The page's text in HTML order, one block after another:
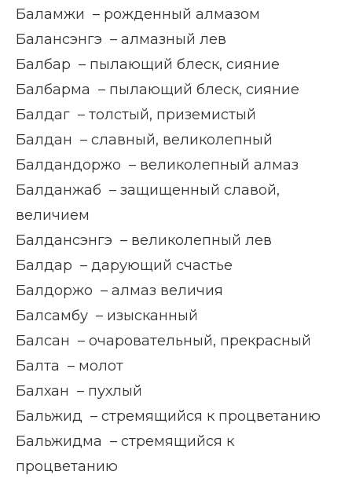
Баламжи – рожденный алмазом
Балансэнгэ – алмазный лев
Балбар – пылающий блеск, сияние
Балбарма – пылающий блеск, сияние
Балдаг – толстый, приземистый
Балдан – славный, великолепный
Балдандоржо – великолепный алмаз
Балданжаб – защищенный славой,
величием
Балдансэнгэ – великолепный лев
Балдар – дарующий счастье
Балдоржо – алмаз величия
Балсамбу – изысканный
Балсан – очаровательный, прекрасный
Балта – молот
Балхан – пухлый
Бальжид – стремящийся к процветанию
Бальжидма – стремящийся к
процветанию